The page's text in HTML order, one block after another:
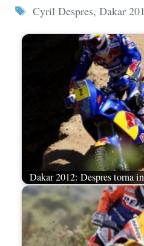
Tag
Cyril Despres, Dakar
Dakar 2012: Despres torna